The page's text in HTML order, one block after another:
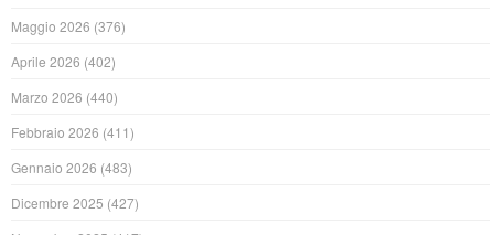
Maggio 2026 (376)
Aprile 2026 (402)
Marzo 2026 (440)
Febbraio 2026 (411)
Gennaio 2026 (483)
Dicembre 2025 (427)